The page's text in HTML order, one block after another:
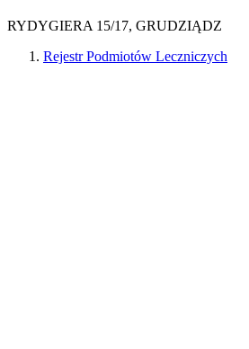
RYDYGIERA 15/17, GRUDZIĄDZ
Rejestr Podmiotów Leczniczych